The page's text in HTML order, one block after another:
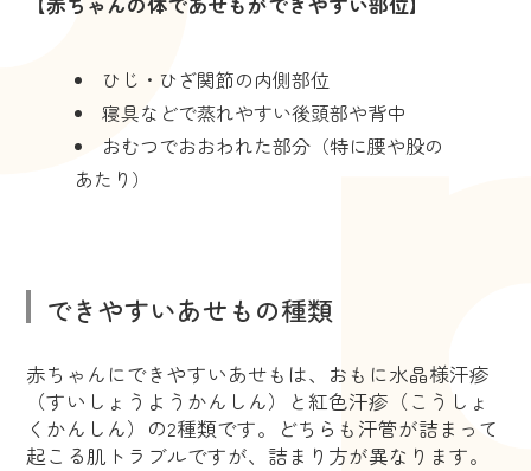
ひじ・ひざ関節の内側部位
寝具などで蒸れやすい後頭部や背中
おむつでおおわれた部分（特に腰や股の
あたり）
できやすいあせもの種類
赤ちゃんにできやすいあせもは、おもに水晶様汗疹
（すいしょうようかんしん）と紅色汗疹（こうしょ
くかんしん）の2種類です。どちらも汗管が詰まって
起こる肌トラブルですが、詰まり方が異なります。